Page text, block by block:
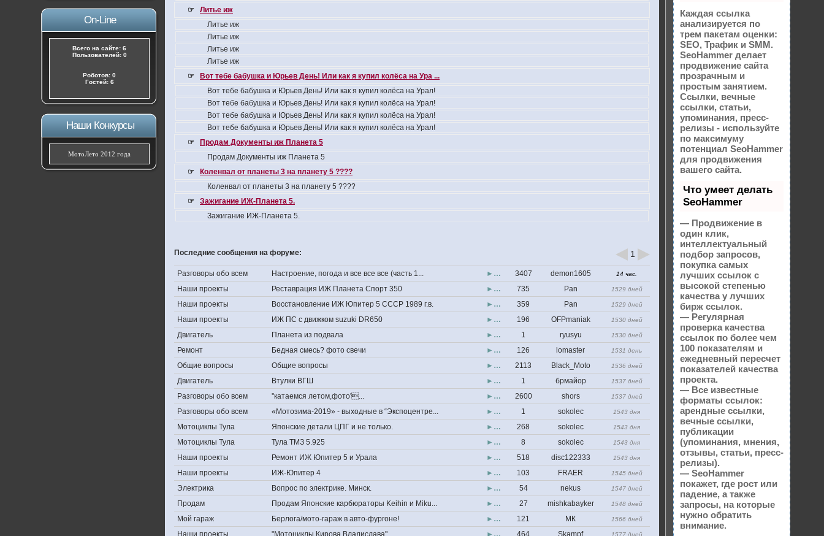
On-Line
Всего на сайте: 6
Пользователей: 0
Роботов: 0
Гостей: 6
Наши Конкурсы
МотоЛето 2012 года
☞
Литье иж
Литье иж
Литье иж
Литье иж
Литье иж
☞
Вот тебе бабушка и Юрьев День! Или как я купил колёса на Ура ...
Вот тебе бабушка и Юрьев День! Или как я купил колёса на Урал!
Вот тебе бабушка и Юрьев День! Или как я купил колёса на Урал!
Вот тебе бабушка и Юрьев День! Или как я купил колёса на Урал!
Вот тебе бабушка и Юрьев День! Или как я купил колёса на Урал!
☞
Продам Документы иж Планета 5
Продам Документы иж Планета 5
☞
Коленвал от планеты 3 на планету 5 ????
Коленвал от планеты 3 на планету 5 ????
☞
Зажигание ИЖ-Планета 5.
Зажигание ИЖ-Планета 5.
Последние сообщения на форуме: 1
Разговоры обо всем Настроение, погода и все все все (часть 1... ►… 3407 demon1605 14 час.
Наши проекты Реставрация ИЖ Планета Спорт 350 ►… 735 Pan 1529 дней
Наши проекты Восстановление ИЖ Юпитер 5 СССР 1989 г.в. ►… 359 Pan 1529 дней
Наши проекты ИЖ ПС с движком suzuki DR650 ►… 196 OFPmaniak 1530 дней
Двигатель Планета из подвала ►… 1 ryusyu 1530 дней
Ремонт Бедная смесь? фото свечи ►… 126 lomaster 1531 день
Общие вопросы Общие вопросы ►… 2113 Black_Moto 1536 дней
Двигатель Втулки ВГШ ►… 1 брмайор 1537 дней
Разговоры обо всем ''катаемся летом,фото'... ►… 2600 shors 1537 дней
Разговоры обо всем «Мотозима-2019» - выходные в “Экспоцентре... ►… 1 sokolec 1543 дня
Мотоциклы Тула Японские детали ЦПГ и не только. ►… 268 sokolec 1543 дня
Мотоциклы Тула Тула ТМЗ 5.925 ►… 8 sokolec 1543 дня
Наши проекты Ремонт ИЖ Юпитер 5 и Урала ►… 518 disc122333 1543 дня
Наши проекты ИЖ-Юпитер 4 ►… 103 FRAER 1545 дней
Электрика Вопрос по электрике. Минск. ►… 54 nekus 1547 дней
Продам Продам Японские карбюраторы Keihin и Miku... ►… 27 mishkabayker 1548 дней
Мой гараж Берлога/мото-гараж в авто-фургоне! ►… 121 МК 1566 дней
Наши проекты "Мотоциклы Кирова Владислава" ►… 464 Skampf 1577 дней
Каждая ссылка
анализируется по
трем пакетам оценки:
SEO, Трафик и SMM.
SeoHammer делает
продвижение сайта
прозрачным и
простым занятием.
Ссылки, вечные
ссылки, статьи,
упоминания, пресс-
релизы - используйте
по максимуму
потенциал SeoHammer
для продвижения
вашего сайта.
Что умеет делать
SeoHammer
— Продвижение в
один клик,
интеллектуальный
подбор запросов,
покупка самых
лучших ссылок с
высокой степенью
качества у лучших
бирж ссылок.
— Регулярная
проверка качества
ссылок по более чем
100 показателям и
ежедневный пересчет
показателей качества
проекта.
— Все известные
форматы ссылок:
арендные ссылки,
вечные ссылки,
публикации
(упоминания, мнения,
отзывы, статьи, пресс-
релизы).
— SeoHammer
покажет, где рост или
падение, а также
запросы, на которые
нужно обратить
внимание.